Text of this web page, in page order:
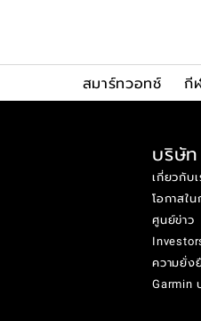
สมาร์ทวอทช์ กี
บริษัท
เกี่ยวกับเ
โอกาสใ
ศูนย์ข่าว
ความยั่ง
Garmin